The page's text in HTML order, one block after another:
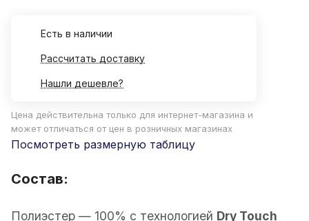
Есть в наличии
Рассчитать доставку
Нашли дешевле?
Цена действительна только для интернет-магазина и
может отличаться от цен в розничных магазинах
Посмотреть размерную таблицу
Состав:
Полиэстер — 100% с технологией Dry Touch